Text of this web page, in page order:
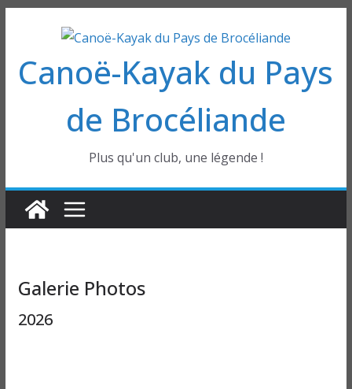
contenu
Canoë-Kayak du Pays
de Brocéliande
Plus qu'un club, une légende !
Galerie Photos
2026